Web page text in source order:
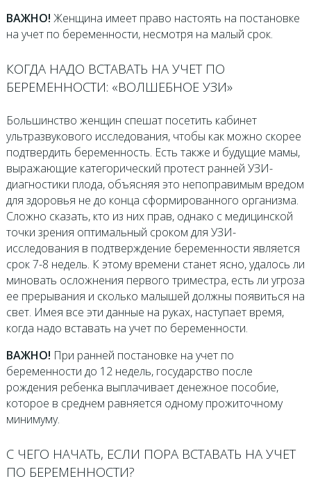
ВАЖНО! Женщина имеет право настоять на постановке
на учет по беременности, несмотря на малый срок.
КОГДА НАДО ВСТАВАТЬ НА УЧЕТ ПО
БЕРЕМЕННОСТИ: «ВОЛШЕБНОЕ УЗИ»
Большинство женщин спешат посетить кабинет
ультразвукового исследования, чтобы как можно скорее
подтвердить беременность. Есть также и будущие мамы,
выражающие категорический протест ранней УЗИ-
диагностики плода, объясняя это непоправимым вредом
для здоровья не до конца сформированного организма.
Сложно сказать, кто из них прав, однако с медицинской
точки зрения оптимальный сроком для УЗИ-
исследования в подтверждение беременности является
срок 7-8 недель. К этому времени станет ясно, удалось ли
миновать осложнения первого триместра, есть ли угроза
ее прерывания и сколько малышей должны появиться на
свет. Имея все эти данные на руках, наступает время,
когда надо вставать на учет по беременности.
ВАЖНО! При ранней постановке на учет по
беременности до 12 недель, государство после
рождения ребенка выплачивает денежное пособие,
которое в среднем равняется одному прожиточному
минимуму.
С ЧЕГО НАЧАТЬ, ЕСЛИ ПОРА ВСТАВАТЬ НА УЧЕТ
ПО БЕРЕМЕННОСТИ?